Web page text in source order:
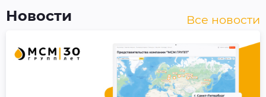
Новости Все новости